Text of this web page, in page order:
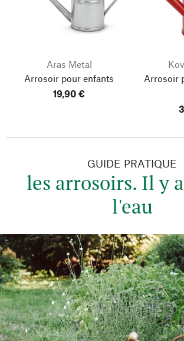
Aras Metal
Arrosoir pour enfants
19,90 €
Arrosoir
GUIDE PRATIQUE
les arrosoirs. Il y
l'eau